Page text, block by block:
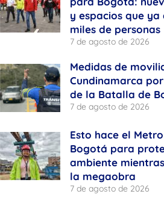
y espacios que
miles de personas
7 de agosto de 2026
Medidas de
Cundinamarca
de la Batalla de
7 de agosto de 2026
Esto hace el
Bogotá para
ambiente
la megaobra
7 de agosto de 2026